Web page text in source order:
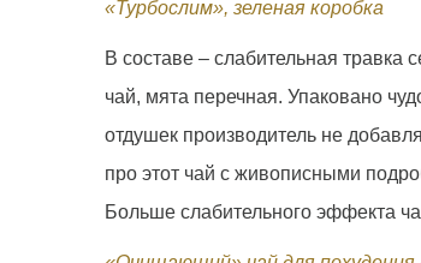
«Турбослим», зеленая коробка
В составе – слабительная
чай, мята перечная. Упаковано
отдушек производитель не
про этот чай с живописными
Больше слабительного эффекта